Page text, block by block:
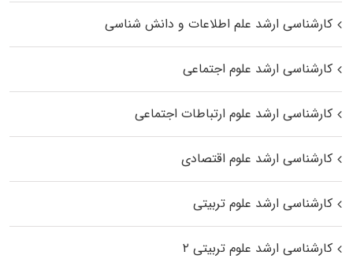
کارشناسی ارشد علم اطلاعات و دانش شناسی
کارشناسی ارشد علوم اجتماعی
کارشناسی ارشد علوم ارتباطات اجتماعی
کارشناسی ارشد علوم اقتصادی
کارشناسی ارشد علوم تربیتی
کارشناسی ارشد علوم تربیتی ۲